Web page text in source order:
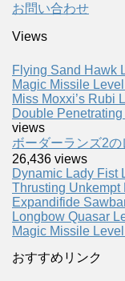
お問い合わせ
Views
Flying Sand Hawk
Magic Missile
Miss Moxxi’s Rubi
Double
views
ボーダーランズ2の
26,436 views
Dynamic Lady Fist
Thrusting Unkempt
Expandifide
Longbow Quasar
Magic Missile
おすすめリンク